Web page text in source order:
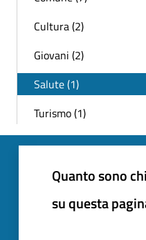
Cultura (2)
Giovani (2)
Salute (1)
Turismo (1)
Quanto sono
su questa